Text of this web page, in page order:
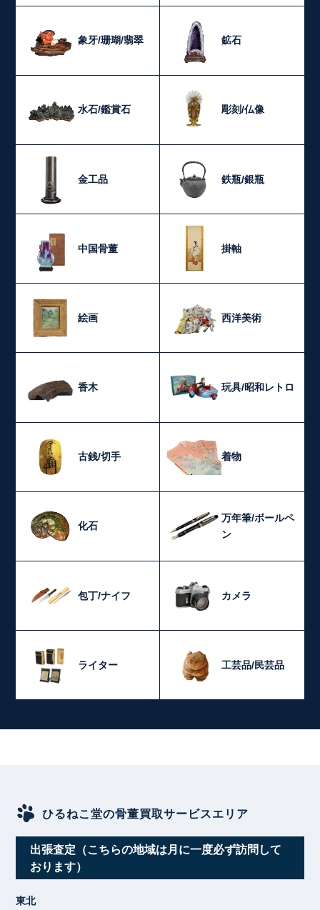
象牙/珊瑚/翡翠 鉱石
水石/鑑賞石 彫刻/仏像
金工品 鉄瓶/銀瓶
中国骨董 掛軸
絵画 西洋美術
香木 玩具/昭和レトロ
古銭/切手 着物
化石
万年筆/ボールペ
ン
包丁/ナイフ カメラ
ライター 工芸品/民芸品
ひるねこ堂の骨董買取サービスエリア
出張査定（こちらの地域は月に一度必ず訪問して
おります）
東北